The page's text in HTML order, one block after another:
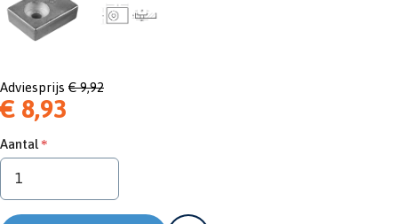
Adviesprijs € 9,92
€ 8,93
Aantal